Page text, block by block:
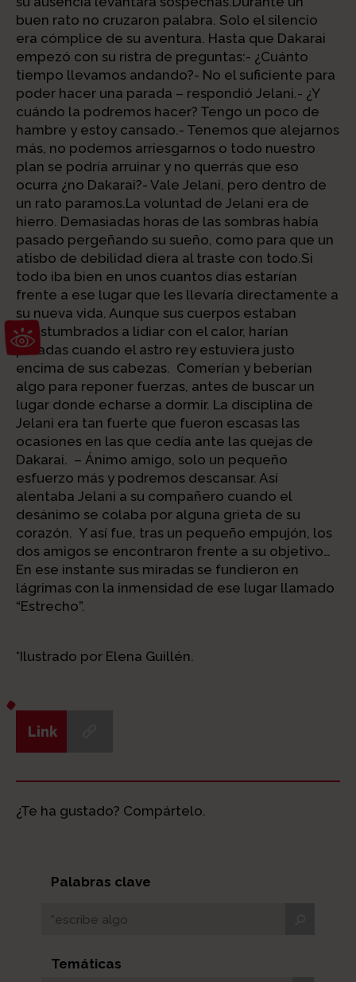
Abrir barra de herramientas
buen rato no cruzaron palabra. Solo el silencio
era cómplice de su aventura. Hasta que Dakarai
empezó con su ristra de preguntas:- ¿Cuánto
tiempo llevamos andando?- No el suficiente para
poder hacer una parada – respondió Jelani.- ¿Y
cuándo la podremos hacer? Tengo un poco de
hambre y estoy cansado.- Tenemos que alejarnos
más, no podemos arriesgarnos o todo nuestro
plan se podría arruinar y no querrás que eso
ocurra ¿no Dakarai?- Vale Jelani, pero dentro de
un rato paramos.La voluntad de Jelani era de
hierro. Demasiadas horas de las sombras había
pasado pergeñando su sueño, como para que un
atisbo de debilidad diera al traste con todo.Si
todo iba bien en unos cuantos días estarían
frente a ese lugar que les llevaría directamente a
su nueva vida. Aunque sus cuerpos estaban
acostumbrados a lidiar con el calor, harían
paradas cuando el astro rey estuviera justo
encima de sus cabezas. Comerían y beberían
algo para reponer fuerzas, antes de buscar un
lugar donde echarse a dormir. La disciplina de
Jelani era tan fuerte que fueron escasas las
ocasiones en las que cedía ante las quejas de
Dakarai. – Ánimo amigo, solo un pequeño
esfuerzo más y podremos descansar. Así
alentaba Jelani a su compañero cuando el
desánimo se colaba por alguna grieta de su
corazón. Y así fue, tras un pequeño empujón, los
dos amigos se encontraron frente a su objetivo…
En ese instante sus miradas se fundieron en
lágrimas con la inmensidad de ese lugar llamado
“Estrecho”.
*Ilustrado por Elena Guillén.
Link
¿Te ha gustado? Compártelo.
Palabras clave
Temáticas